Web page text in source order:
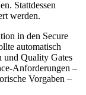
Stattdessen
werden.
in den Secure
automatisch
und Quality Gates
Anforderungen –
Vorgaben –